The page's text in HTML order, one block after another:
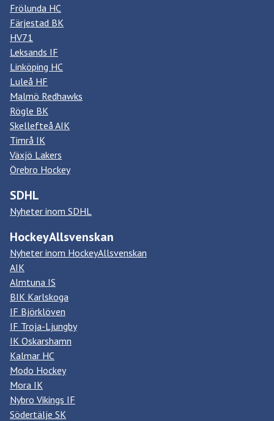
Frölunda HC
Färjestad BK
HV71
Leksands IF
Linköping HC
Luleå HF
Malmö Redhawks
Rögle BK
Skellefteå AIK
Timrå IK
Växjö Lakers
Örebro Hockey
SDHL
Nyheter inom SDHL
HockeyAllsvenskan
Nyheter inom HockeyAllsvenskan
AIK
Almtuna IS
BIK Karlskoga
IF Björklöven
IF Troja-Ljungby
IK Oskarshamn
Kalmar HC
Modo Hockey
Mora IK
Nybro Vikings IF
Södertälje SK